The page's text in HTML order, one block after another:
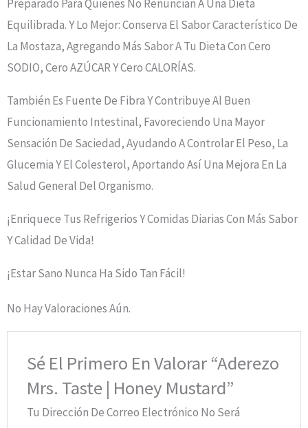
Preparado Para Quienes No Renuncian A Una Dieta
Equilibrada. Y Lo Mejor: Conserva El Sabor Característico De
La Mostaza, Agregando Más Sabor A Tu Dieta Con Cero
SODIO, Cero AZÚCAR Y Cero CALORÍAS.
También Es Fuente De Fibra Y Contribuye Al Buen
Funcionamiento Intestinal, Favoreciendo Una Mayor
Sensación De Saciedad, Ayudando A Controlar El Peso, La
Glucemia Y El Colesterol, Aportando Así Una Mejora En La
Salud General Del Organismo.
¡Enriquece Tus Refrigerios Y Comidas Diarias Con Más Sabor
Y Calidad De Vida!
¡Estar Sano Nunca Ha Sido Tan Fácil!
No Hay Valoraciones Aún.
Sé El Primero En Valorar “Aderezo
Mrs. Taste | Honey Mustard”
Tu Dirección De Correo Electrónico No Será